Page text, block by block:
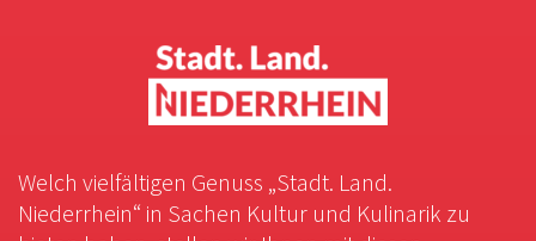
Welch vielfältigen Genuss „Stadt. Land.
Niederrhein“ in Sachen Kultur und Kulinarik zu